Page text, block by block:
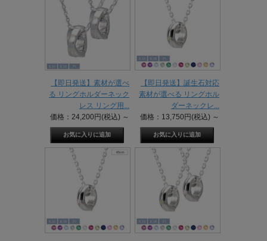
【即日発送】素材が選べ
る リングホルダーネック
レス リング用...
価格：24,200円(税込) ～
【即日発送】誕生石対応
素材が選べる リングホル
ダーネックレ...
価格：13,750円(税込) ～